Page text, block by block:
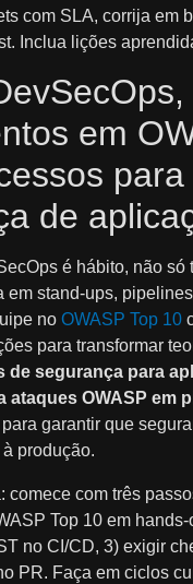
com SLA, corrija em
Inclua lições
em
para
de
é hábito, não só
em stand-ups,
no OWASP Top 10
para transformar
de segurança para
ataques OWASP em
garantir que
produção.
comece com três
Top 10 em hands-
no CI/CD, 3) exigir
PR. Faça em ciclos